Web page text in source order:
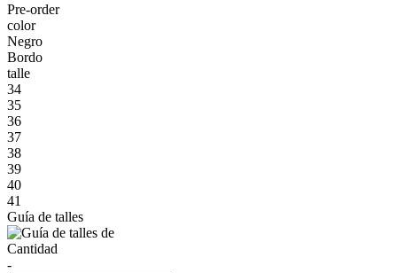
Pre-order
color
Negro
Bordo
talle
34
35
36
37
38
39
40
41
Guía de talles
Cantidad
-